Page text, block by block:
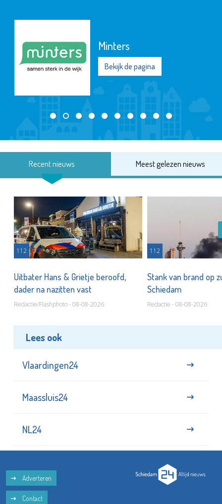
Minters
Bekijk de pagina
Recent nieuws Meest gelezen nieuws
112
Uitbater Hans & Grietje beroofd,
dader na nazitten vast
Redactie/Flashphoto - 08-08-2026
112
Stank van brand op
Schiedam
Redactie - 08-08-2026
Lees ook
Vlaardingen24
Maassluis24
NL24
Adverteren
Contact